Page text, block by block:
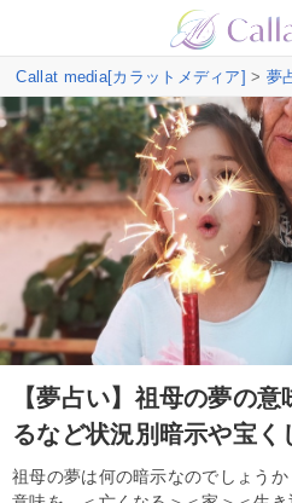
Callat media[カラットメディア] > 夢
【夢占い】祖母の夢の
るなど状況別暗示や宝く
祖母の夢は何の暗示なのでしょう